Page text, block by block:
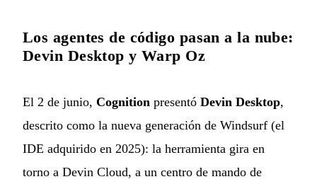
Los agentes de código pasan a la nube:
Devin Desktop y Warp Oz
El 2 de junio, Cognition presentó Devin Desktop,
descrito como la nueva generación de Windsurf (el
IDE adquirido en 2025): la herramienta gira en
torno a Devin Cloud, a un centro de mando de